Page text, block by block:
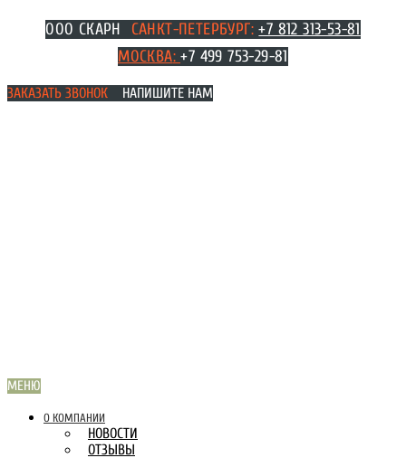
Перейти
ООО СКАРН САНКТ-ПЕТЕРБУРГ:+7 812 313-53-81
МОСКВА:+7 499 753-29-81
ЗАКАЗАТЬ ЗВОНОК НАПИШИТЕ НАМ
МЕНЮ
О КОМПАНИИ
НОВОСТИ
ОТЗЫВЫ